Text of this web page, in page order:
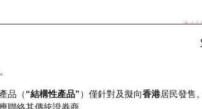
本結
ol-
品（“結構性產品”）僅針對及擬向香港居民發售
聯絡其傳統證券商。